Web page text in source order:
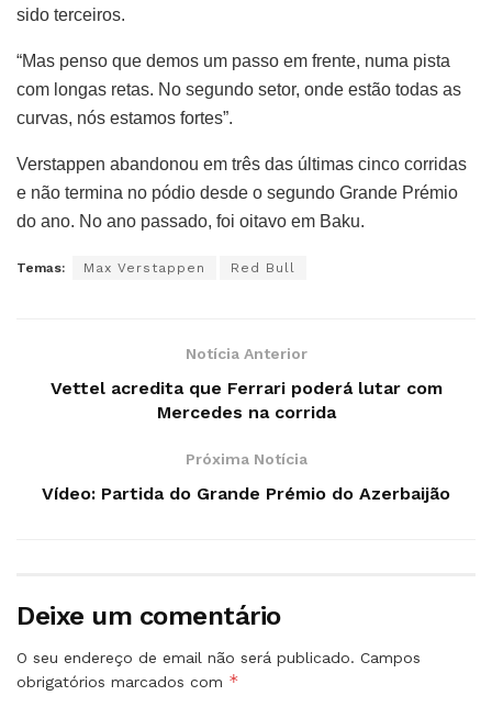
sido terceiros.
“Mas penso que demos um passo em frente, numa pista
com longas retas. No segundo setor, onde estão todas as
curvas, nós estamos fortes”.
Verstappen abandonou em três das últimas cinco corridas
e não termina no pódio desde o segundo Grande Prémio
do ano. No ano passado, foi oitavo em Baku.
Temas: Max Verstappen Red Bull
Notícia Anterior
Vettel acredita que Ferrari poderá lutar com
Mercedes na corrida
Próxima Notícia
Vídeo: Partida do Grande Prémio do Azerbaijão
Deixe um comentário
O seu endereço de email não será publicado. Campos
obrigatórios marcados com *